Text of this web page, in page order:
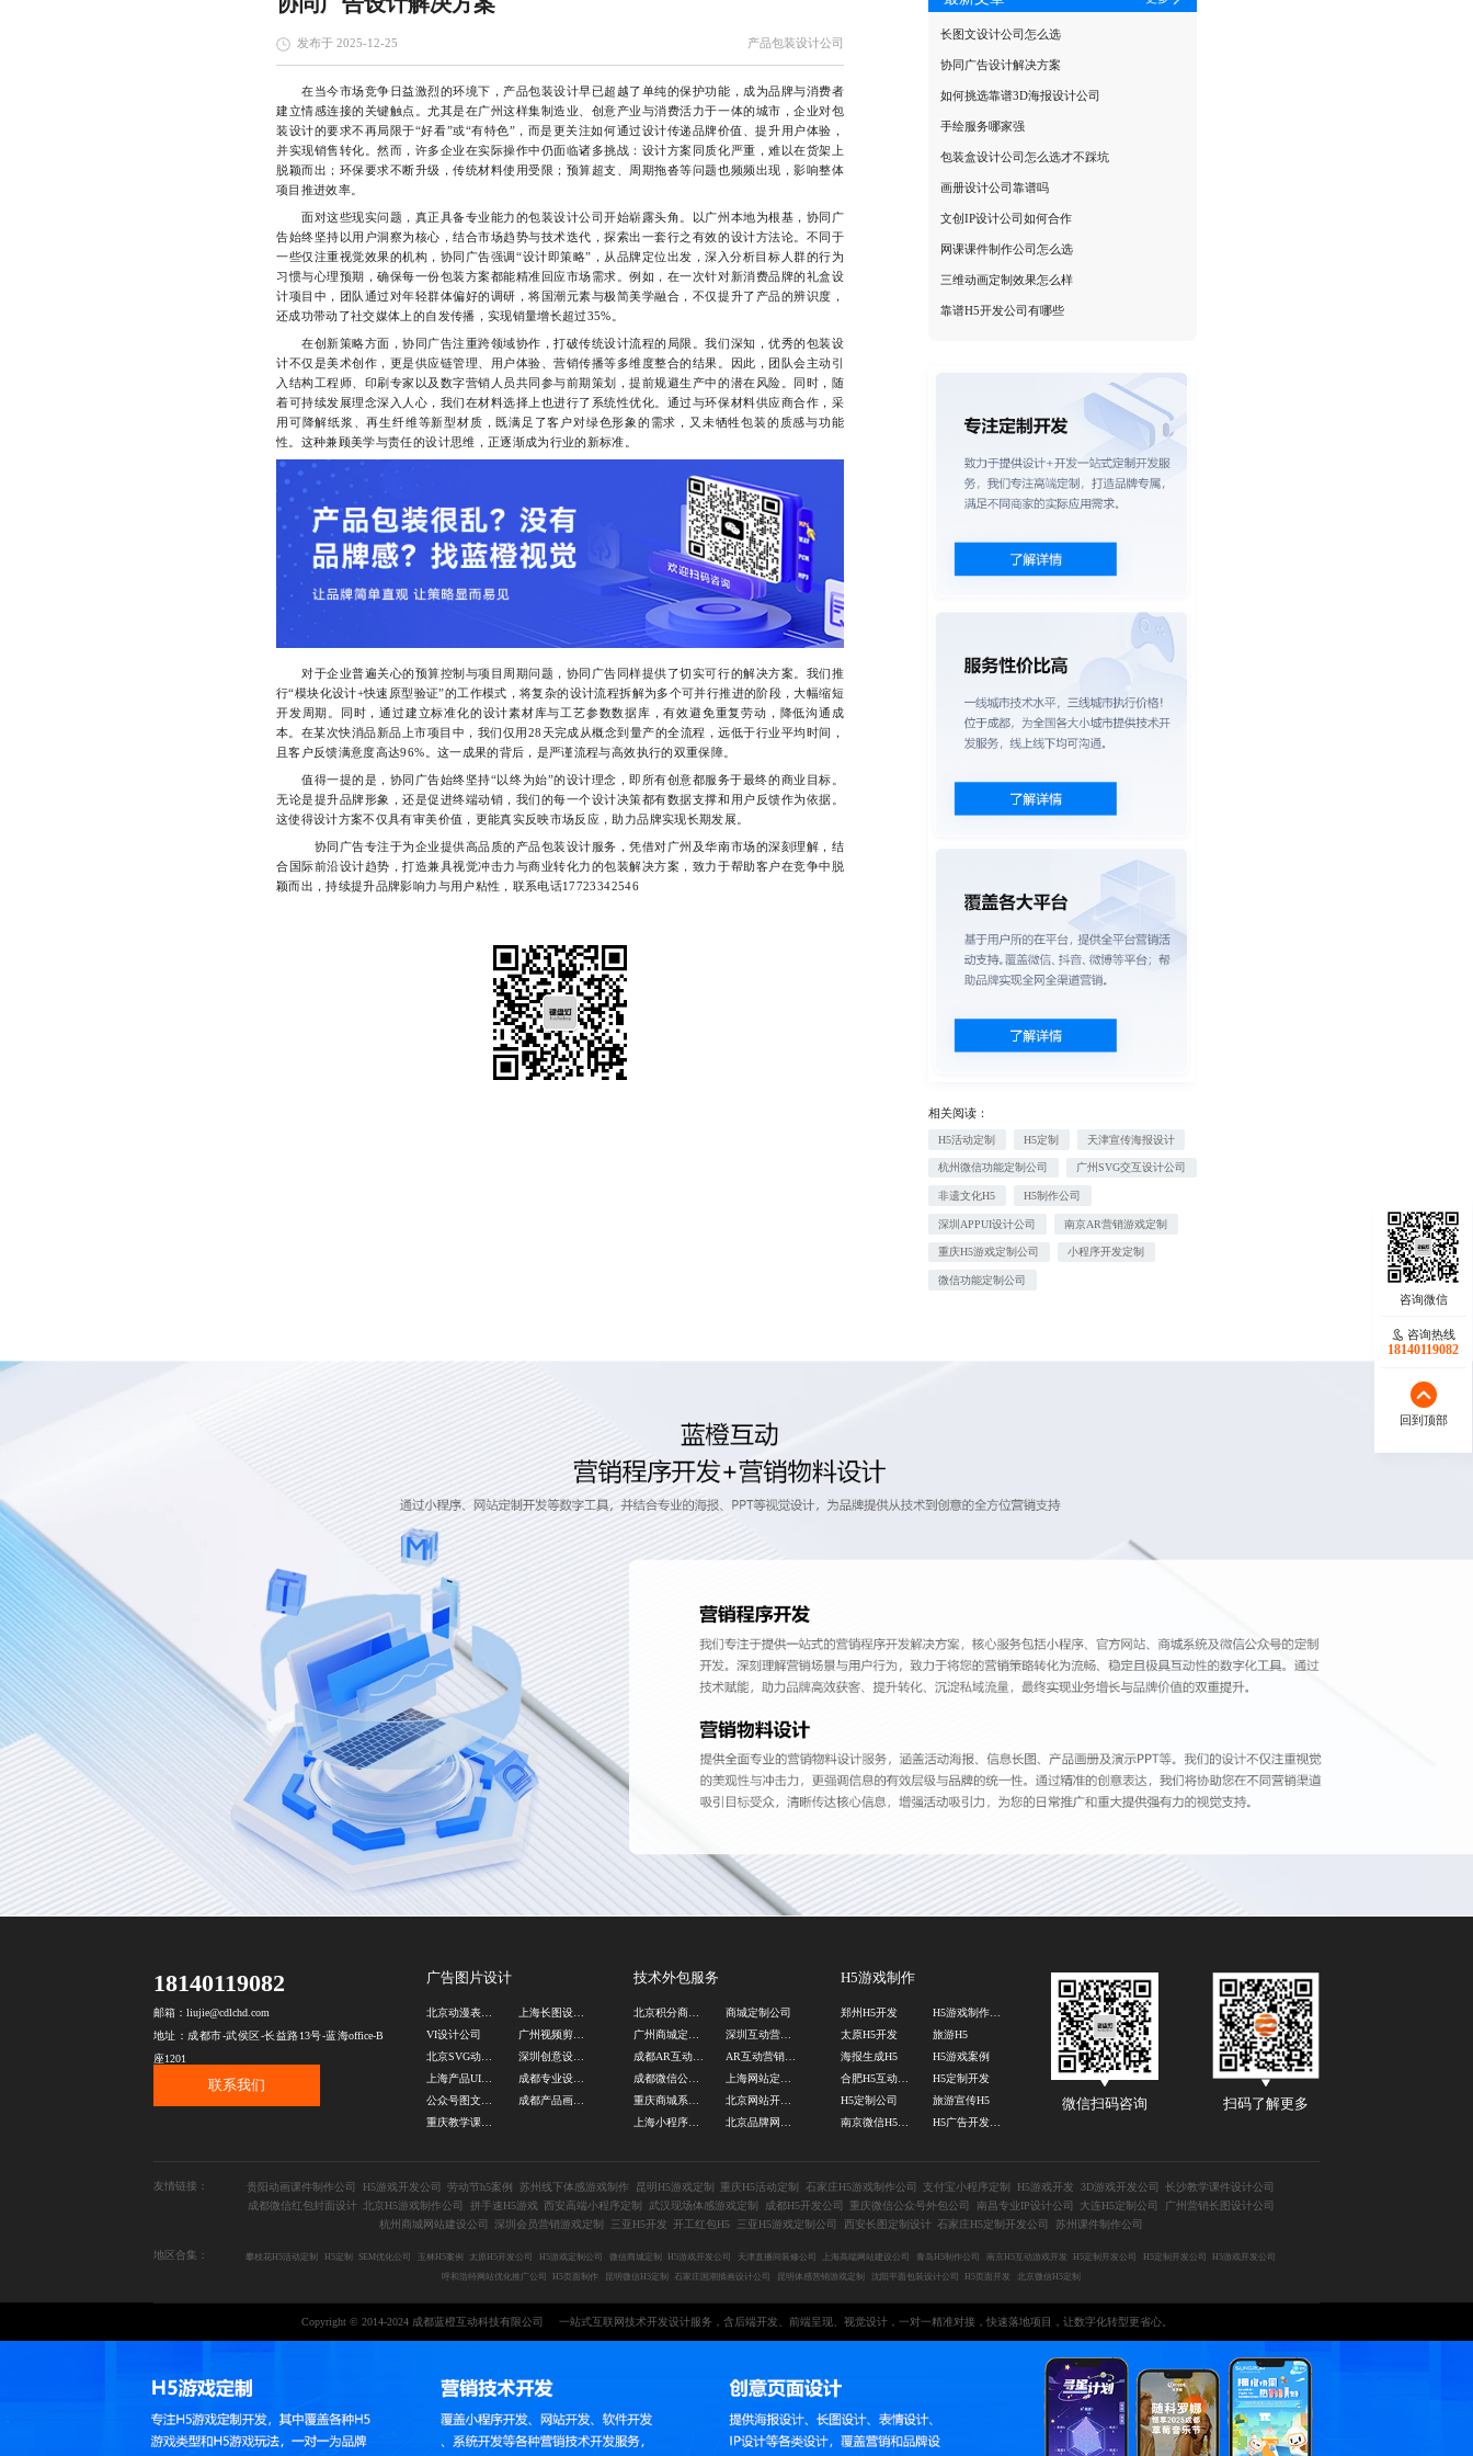
发布于 2025-12-25 产品包装设计公司
在当今市场竞争日益激烈的环境下，产品包装设计早已超越了单纯的保护功能，成为品牌与消费者
建立情感连接的关键触点。尤其是在广州这样集制造业、创意产业与消费活力于一体的城市，企业对包
装设计的要求不再局限于“好看”或“有特色”，而是更关注如何通过设计传递品牌价值、提升用户体验，
并实现销售转化。然而，许多企业在实际操作中仍面临诸多挑战：设计方案同质化严重，难以在货架上
脱颖而出；环保要求不断升级，传统材料使用受限；预算超支、周期拖沓等问题也频频出现，影响整体
项目推进效率。
面对这些现实问题，真正具备专业能力的包装设计公司开始崭露头角。以广州本地为根基，协同广
告始终坚持以用户洞察为核心，结合市场趋势与技术迭代，探索出一套行之有效的设计方法论。不同于
一些仅注重视觉效果的机构，协同广告强调“设计即策略”，从品牌定位出发，深入分析目标人群的行为
习惯与心理预期，确保每一份包装方案都能精准回应市场需求。例如，在一次针对新消费品牌的礼盒设
计项目中，团队通过对年轻群体偏好的调研，将国潮元素与极简美学融合，不仅提升了产品的辨识度，
还成功带动了社交媒体上的自发传播，实现销量增长超过35%。
在创新策略方面，协同广告注重跨领域协作，打破传统设计流程的局限。我们深知，优秀的包装设
计不仅是美术创作，更是供应链管理、用户体验、营销传播等多维度整合的结果。因此，团队会主动引
入结构工程师、印刷专家以及数字营销人员共同参与前期策划，提前规避生产中的潜在风险。同时，随
着可持续发展理念深入人心，我们在材料选择上也进行了系统性优化。通过与环保材料供应商合作，采
用可降解纸浆、再生纤维等新型材质，既满足了客户对绿色形象的需求，又未牺牲包装的质感与功能
性。这种兼顾美学与责任的设计思维，正逐渐成为行业的新标准。
对于企业普遍关心的预算控制与项目周期问题，协同广告同样提供了切实可行的解决方案。我们推
行“模块化设计+快速原型验证”的工作模式，将复杂的设计流程拆解为多个可并行推进的阶段，大幅缩短
开发周期。同时，通过建立标准化的设计素材库与工艺参数数据库，有效避免重复劳动，降低沟通成
本。在某次快消品新品上市项目中，我们仅用28天完成从概念到量产的全流程，远低于行业平均时间，
且客户反馈满意度高达96%。这一成果的背后，是严谨流程与高效执行的双重保障。
值得一提的是，协同广告始终坚持“以终为始”的设计理念，即所有创意都服务于最终的商业目标。
无论是提升品牌形象，还是促进终端动销，我们的每一个设计决策都有数据支撑和用户反馈作为依据。
这使得设计方案不仅具有审美价值，更能真实反映市场反应，助力品牌实现长期发展。
协同广告专注于为企业提供高品质的产品包装设计服务，凭借对广州及华南市场的深刻理解，结
合国际前沿设计趋势，打造兼具视觉冲击力与商业转化力的包装解决方案，致力于帮助客户在竞争中脱
颖而出，持续提升品牌影响力与用户粘性，联系电话17723342546
长图文设计公司怎么选
协同广告设计解决方案
如何挑选靠谱3D海报设计公司
手绘服务哪家强
包装盒设计公司怎么选才不踩坑
画册设计公司靠谱吗
文创IP设计公司如何合作
网课课件制作公司怎么选
三维动画定制效果怎么样
靠谱H5开发公司有哪些
相关阅读：
H5活动定制 H5定制 天津宣传海报设计
杭州微信功能定制公司 广州SVG交互设计公司
非遗文化H5 H5制作公司
深圳APPUI设计公司 南京AR营销游戏定制
重庆H5游戏定制公司 小程序开发定制
微信功能定制公司
咨询热线
18140119082
回到顶部
18140119082
邮箱：liujie@cdlchd.com
地址：成都市-武侯区-长益路13号-蓝海office-B
座1201
联系我们
广告图片设计
北京动漫表情包设计
VI设计公司
北京SVG动画设计公司
上海产品UI设计
公众号图文排版
重庆教学课件设计公司
技术外包服务
北京积分商城开发公司
商城定制公司
成都AR互动营销公司
成都微信公众号外包公司
重庆商城系统开发
上海小程序开发制作
H5游戏制作
郑州H5开发
太原H5开发
旅游H5
海报生成H5
H5游戏案例
合肥H5互动游戏定制
H5定制开发
H5定制公司
旅游宣传H5
南京微信H5制作
微信扫码咨询 扫码了解更多
友情链接： 贵阳动画课件制作公司 H5游戏开发公司 劳动节h5案例 苏州线下体感游戏制作 昆明H5游戏定制 重庆H5活动定制 石家庄H5游戏制作公司 支付宝小程序定制 H5游戏开发 3D游戏开发公司
长沙教学课件设计公司
成都微信红包封面设计 北京H5游戏制作公司 拼手速H5游戏 西安高端小程序定制 武汉现场体感游戏定制 成都H5开发公司 重庆微信公众号外包公司 南昌专业IP设计公司 大连H5定制公司
广州营销长图设计公司
杭州商城网站建设公司
深圳会员营销游戏定制 三亚H5开发 开工红包H5 三亚H5游戏定制公司 西安长图定制设计 石家庄H5定制开发公司 苏州课件制作公司
地区合集： 攀枝花H5活动定制 H5定制 SEM优化公司 玉林H5案例 太原H5开发公司 H5游戏定制公司 微信商城定制 H5游戏开发公司 天津直播间装修公司 上海高端网站建设公司 青岛H5制作公司 南京H5互动游戏开发 H5定制开发公司 H5定制开发公司
H5游戏开发公司
呼和浩特网站优化推广公司
H5页面制作 昆明微信H5定制 石家庄国潮插画设计公司 昆明体感营销游戏定制 沈阳平面包装设计公司 H5页面开发 北京微信H5定制
Copyright © 2014-2024 成都蓝橙互动科技有限公司 一站式互联网技术开发设计服务，含后端开发、前端呈现、视觉设计，一对一精准对接，快速落地项目，让数字化转型更省心。